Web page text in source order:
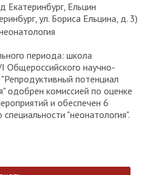
Екатеринбург, Ельцин
ул. Бориса Ельцина, д. 3)
периода: школа
Общероссийского научно-
потенциал
одобрен комиссией по оценке
и обеспечен 6
"неонатология".